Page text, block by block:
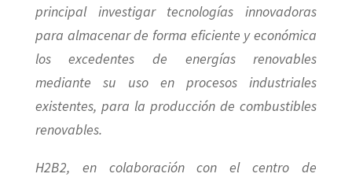
principal investigar tecnologías innovadoras
para almacenar de forma eficiente y económica
los excedentes de energías renovables
mediante su uso en procesos industriales
existentes, para la producción de combustibles
renovables.
H2B2, en colaboración con el centro de